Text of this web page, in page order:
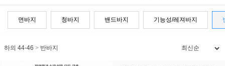
면바지 청바지 밴드바지 기능성/레져바지
하의 44-46 > 반바지